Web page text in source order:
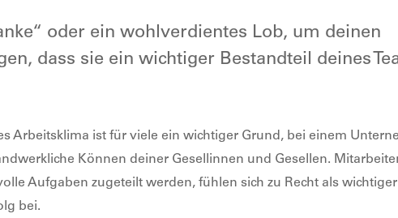
oder ein wohlverdientes Lob, um deinen
dass sie ein wichtiger Bestandteil deines
Arbeitsklima ist für viele ein wichtiger Grund, bei einem
Können deiner Gesellinnen und Gesellen.
Aufgaben zugeteilt werden, fühlen sich zu Recht als wichtiger
bei.